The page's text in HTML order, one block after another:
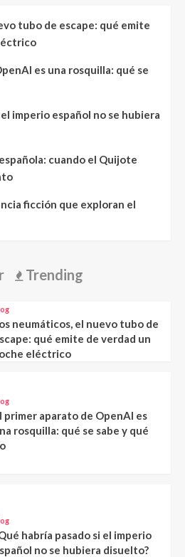
tubo de escape: qué emite
es una rosquilla: qué se
imperio español no se hubiera
cuando el Quijote
ficción que exploran el
Trending
neumáticos, el nuevo tubo de
qué emite de verdad un
eléctrico
primer aparato de OpenAI es
rosquilla: qué se sabe y qué
habría pasado si el imperio
no se hubiera disuelto?